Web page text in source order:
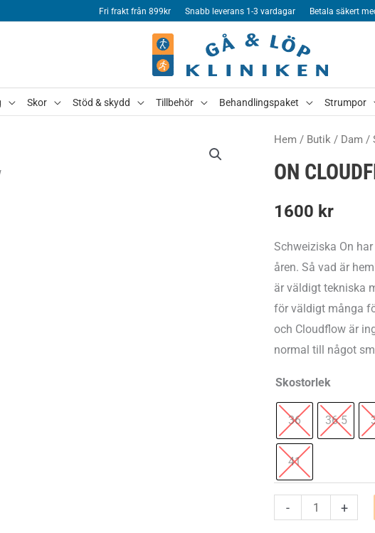
Fri frakt från 899kr Snabb leverans 1-3 vardagar Betala säkert
Skor Stöd & skydd Tillbehör Behandlingspaket Strumpor
Hem / Butik / Dam /
ON
1600 kr
Schweiziska On
åren. Så vad är
är väldigt tekniska
för väldigt många
och Cloudflow är
normal till något
Skostorlek
36 36.5
41
-
On
Cloudflow
+